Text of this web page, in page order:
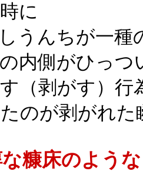
に
うんちが一種
内側がひっ
（剥がす）行
のが剥がれた
糠床のよう